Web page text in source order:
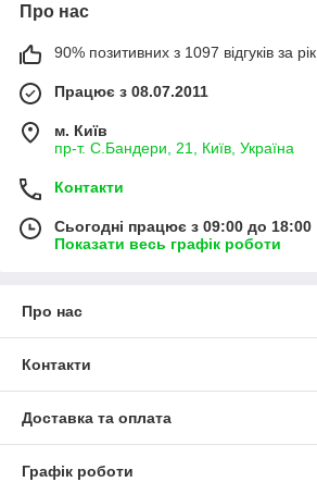
Про нас
90% позитивних з 1097 відгуків за рік
Працює з 08.07.2011
м. Київ
пр-т. С.Бандери, 21, Київ, Україна
Контакти
Сьогодні працює з 09:00 до 18:00
Показати весь графік роботи
Про нас
Контакти
Доставка та оплата
Графік роботи